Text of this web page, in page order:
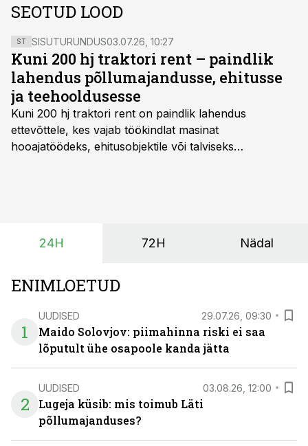
SEOTUD LOOD
ST SISUTURUNDUS03.07.26, 10:27
Kuni 200 hj traktori rent – paindlik
lahendus põllumajandusse, ehitusse
ja teehooldusesse
Kuni 200 hj traktori rent on paindlik lahendus
ettevõttele, kes vajab töökindlat masinat
hooajatöödeks, ehitusobjektile või talviseks
on suurim ning iga töötund on oluline.
24H 72H Nädal
ENIMLOETUD
1
UUDISED 29.07.26, 09:30
Maido Solovjov: piimahinna riski ei saa
lõputult ühe osapoole kanda jätta
2
UUDISED 03.08.26, 12:00
Lugeja küsib: mis toimub Läti
põllumajanduses?